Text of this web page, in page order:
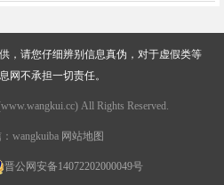
，请您仔细辨别信息真伪，对于虚假类等
网不承担一切责任。
All Rights Reserved.
wangkuiba 网站地图
晋公网安备14072202000049号